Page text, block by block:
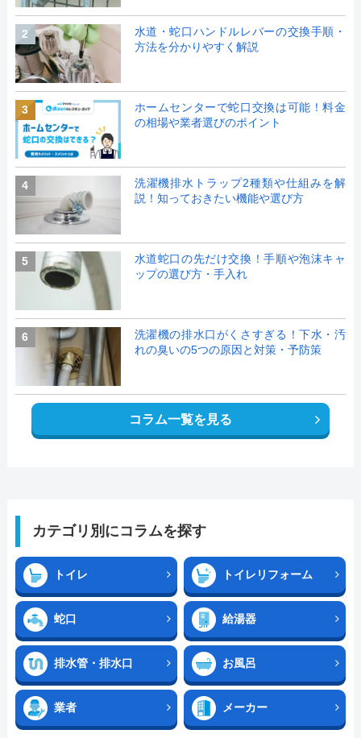
2
水道・蛇口ハンドルレバーの交換手順・
方法を分かりやすく解説
3
ホームセンターで蛇口交換は可能！料金
の相場や業者選びのポイント
4
洗濯機排水トラップ2種類や仕組みを解
説！知っておきたい機能や選び方
5
水道蛇口の先だけ交換！手順や泡沫キャ
ップの選び方・手入れ
6
洗濯機の排水口がくさすぎる！下水・汚
れの臭いの5つの原因と対策・予防策
コラム一覧を見る
カテゴリ別にコラムを探す
トイレ トイレリフォーム
蛇口 給湯器
排水管・排水口 お風呂
業者 メーカー